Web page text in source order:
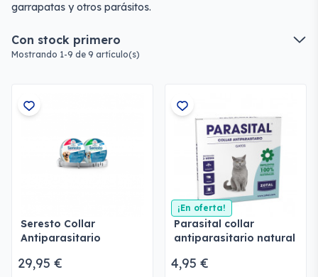
garrapatas y otros parásitos.
Con stock primero
Mostrando 1-9 de 9 artículo(s)
Seresto Collar
Antiparasitario
29,95 €
¡En oferta!
Parasital collar
antiparasitario natural
4,95 €